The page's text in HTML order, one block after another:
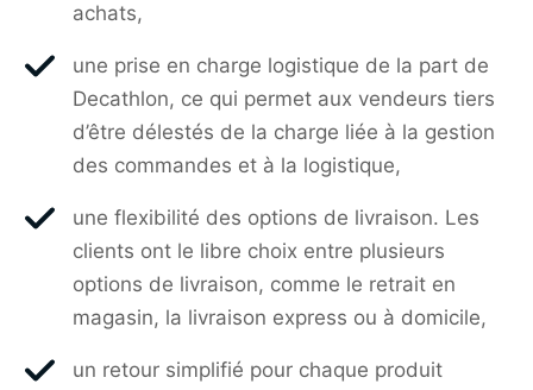
achats,
une prise en charge logistique de la part de
Decathlon, ce qui permet aux vendeurs tiers
d’être délestés de la charge liée à la gestion
des commandes et à la logistique,
une flexibilité des options de livraison. Les
clients ont le libre choix entre plusieurs
options de livraison, comme le retrait en
magasin, la livraison express ou à domicile,
un retour simplifié pour chaque produit